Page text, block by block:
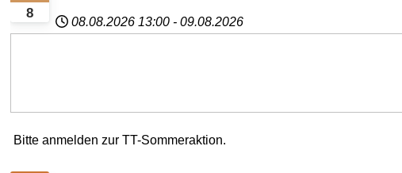
8
08.08.2026 13:00 - 09.08.2026
Bitte anmelden zur TT-Sommeraktion.